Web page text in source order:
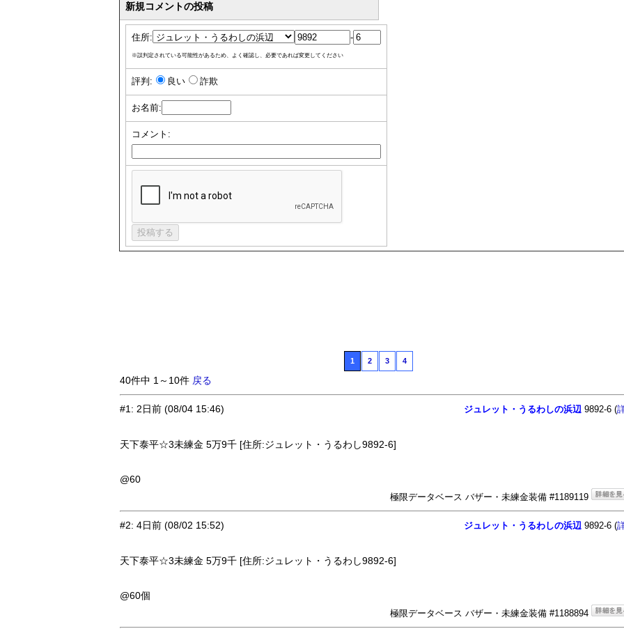
新規コメントの投稿
住所: -
※誤判定されている可能性があるため、よく確認し、必要であれば変更してください
評判: 良い 詐欺
お名前:
コメント:
1 2 3 4
40件中 1～10件 戻る
#1: 2日前 (08/04 15:46) ジュレット・うるわしの浜辺 9892-6 (
天下泰平☆3未練金 5万9千 [住所:ジュレット・うるわし9892-6]
@60
極限データベース バザー・未練金装備 #1189119
#2: 4日前 (08/02 15:52) ジュレット・うるわしの浜辺 9892-6 (
天下泰平☆3未練金 5万9千 [住所:ジュレット・うるわし9892-6]
@60個
極限データベース バザー・未練金装備 #1188894